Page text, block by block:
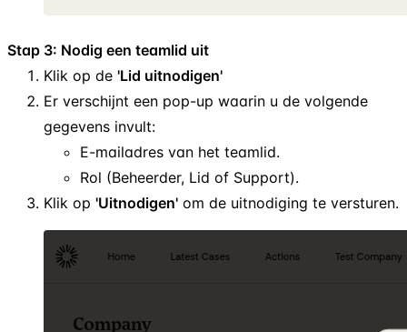
Stap 3: Nodig een teamlid uit
Klik op de 'Lid uitnodigen'
Er verschijnt een pop-up waarin u de volgende
gegevens invult:
E-mailadres van het teamlid.
Rol (Beheerder, Lid of Support).
Klik op 'Uitnodigen' om de uitnodiging te versturen.